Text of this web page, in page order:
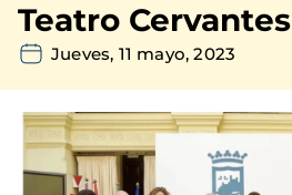
Teatro Cervantes
Jueves, 11 mayo, 2023